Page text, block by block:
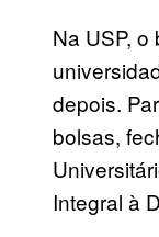
Na USP,
depois.
bolsas,
Integral à